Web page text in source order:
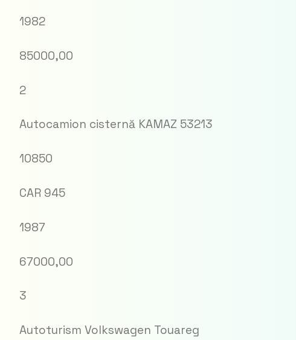
1982
85000,00
2
Autocamion cisternă KAMAZ 53213
10850
CAR 945
1987
67000,00
3
Autoturism Volkswagen Touareg